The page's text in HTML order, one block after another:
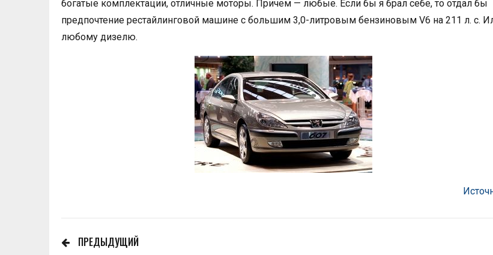
богатые комплектации, отличные моторы. Причем — любые. Если бы я брал себе, то отдал бы
предпочтение рестайлинговой машине с большим 3,0-литровым бензиновым V6 на 211 л. с.
любому дизелю.
ПРЕДЫДУЩИЙ